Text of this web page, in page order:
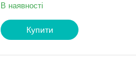
В наявності
Купити